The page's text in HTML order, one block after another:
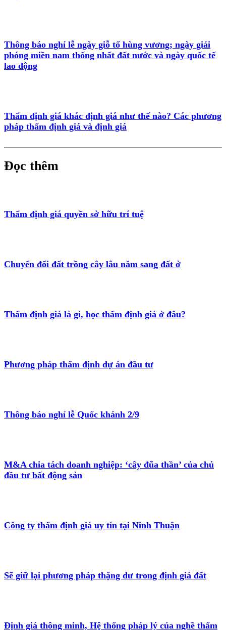
Thông báo nghỉ lễ ngày giỗ tổ hùng vương; ngày giải
phóng miền nam thống nhất đất nước và ngày quốc tế
lao động
Thẩm định giá khác định giá như thế nào? Các phương
pháp thẩm định giá và định giá
Đọc thêm
Thẩm định giá quyền sở hữu trí tuệ
Chuyển đổi đất trồng cây lâu năm sang đất ở
Thẩm định giá là gì, học thẩm định giá ở đâu?
Phương pháp thẩm định dự án đầu tư
Thông báo nghỉ lễ Quốc khánh 2/9
M&A chia tách doanh nghiệp: ‘cây đũa thần’ của chủ
đầu tư bất động sản
Công ty thẩm định giá uy tín tại Ninh Thuận
Sẽ giữ lại phương pháp thặng dư trong định giá đất
Định giá thông minh, Hệ thống pháp lý của nghề thẩm